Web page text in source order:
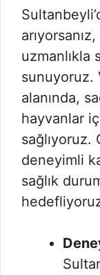
uzmanlıkla
sunuyoruz.
alanında,
hayvanlar
sağlıyoruz.
deneyimli
sağlık